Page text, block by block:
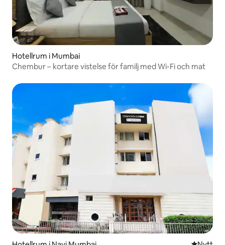
Hotellrum i Mumbai
Chembur – kortare vistelse för familj med Wi-Fi och mat